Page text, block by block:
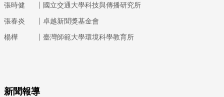
張時健 ｜ 國立交通大學科技與傳播研究所
張春炎
｜ 卓越新聞獎基金會
楊樺
｜ 臺灣師範大學環境科學教育所
新聞報導